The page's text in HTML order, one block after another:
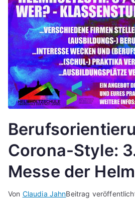
Corona-Style:
Messe der
Von Claudia JahnBeitrag